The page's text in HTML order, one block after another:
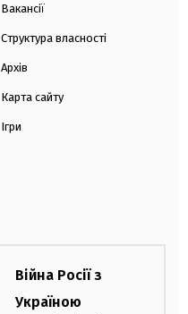
Вакансії
Структура власності
Архів
Карта сайту
Ігри
Війна Росії з
Україною